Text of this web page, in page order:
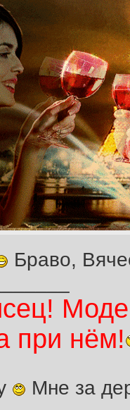
Браво,
при нём!
Мне за